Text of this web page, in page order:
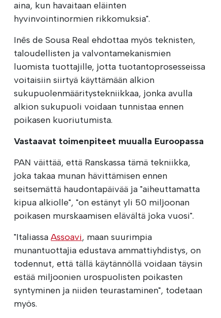
aina, kun havaitaan eläinten
hyvinvointinormien rikkomuksia".
Inês de Sousa Real ehdottaa myös teknisten,
taloudellisten ja valvontamekanismien
luomista tuottajille, jotta tuotantoprosesseissa
voitaisiin siirtyä käyttämään alkion
sukupuolenmääritystekniikkaa, jonka avulla
alkion sukupuoli voidaan tunnistaa ennen
poikasen kuoriutumista.
Vastaavat toimenpiteet muualla Euroopassa
PAN väittää, että Ranskassa tämä tekniikka,
joka takaa munan hävittämisen ennen
seitsemättä haudontapäivää ja "aiheuttamatta
kipua alkiolle", "on estänyt yli 50 miljoonan
poikasen murskaamisen elävältä joka vuosi".
"ItaliassaAssoavi, maan suurimpia
munantuottajia edustava ammattiyhdistys, on
todennut, että tällä käytännöllä voidaan täysin
estää miljoonien urospuolisten poikasten
syntyminen ja niiden teurastaminen", todetaan
myös.